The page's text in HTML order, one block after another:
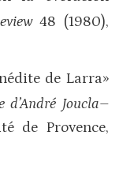
48 (1980),
de Larra»
Joucla–
de Provence,